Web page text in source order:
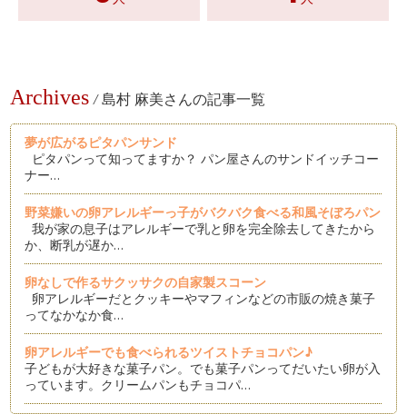
Archives / 島村 麻美さんの記事一覧
夢が広がるピタパンサンド
ピタパンって知ってますか？ パン屋さんのサンドイッチコー
ナー…
野菜嫌いの卵アレルギーっ子がバクバク食べる和風そぼろパン
我が家の息子はアレルギーで乳と卵を完全除去してきたから
か、断乳が遅か…
卵なしで作るサクッサクの自家製スコーン
卵アレルギーだとクッキーやマフィンなどの市販の焼き菓子
ってなかなか食…
卵アレルギーでも食べられるツイストチョコパン♪
子どもが大好きな菓子パン。でも菓子パンってだいたい卵が入
っています。クリームパンもチョコパ…